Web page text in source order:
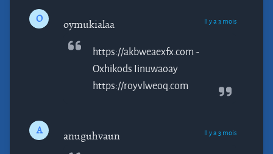
O oymukialaa Il y a 3 mois
https://akbweaexfx.com -
Oxhikods Iinuwaoay
https://royvlweoq.com
A anuguhvaun Il y a 3 mois